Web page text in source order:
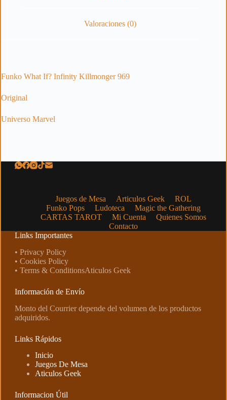
Valoraciones (0)
Funko What If? Infinity Killmonger 969
Original
Universo Marvel
Juegos de Mesa Articulos Geek
ROL
Funko Pops
Ludoteca
Magic the Gathering
CARTAS TAROT
Mi Cuenta
Quienes Somos
Contacto
Links Importantes
• Privacy Policy
• Cookies Policy
• Terms & ConditionsAticulos Geek
Información de Envío
Monto del Courrier depende del volumen de los productos
adquiridos.
Links Rápidos
Inicio
Juegos De Mesa
Aticulos Geek
Informacion Útil